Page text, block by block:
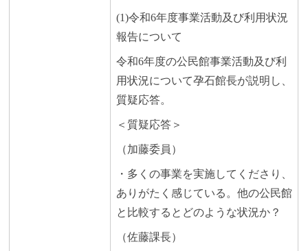
(1)令和6年度事業活動及び利用状況
報告について
令和6年度の公民館事業活動及び利
用状況について孕石館長が説明し、
質疑応答。
＜質疑応答＞
（加藤委員）
・多くの事業を実施してくださり、
ありがたく感じている。他の公民館
と比較するとどのような状況か？
（佐藤課長）